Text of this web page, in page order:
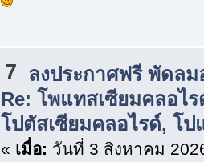
7
ลงประกาศฟรี พัดล
Re: โพแทสเซียมคลอไ
โปตัสเซียมคลอไรด์, โป
« เมื่อ: วันที่ 3 สิงหาคม